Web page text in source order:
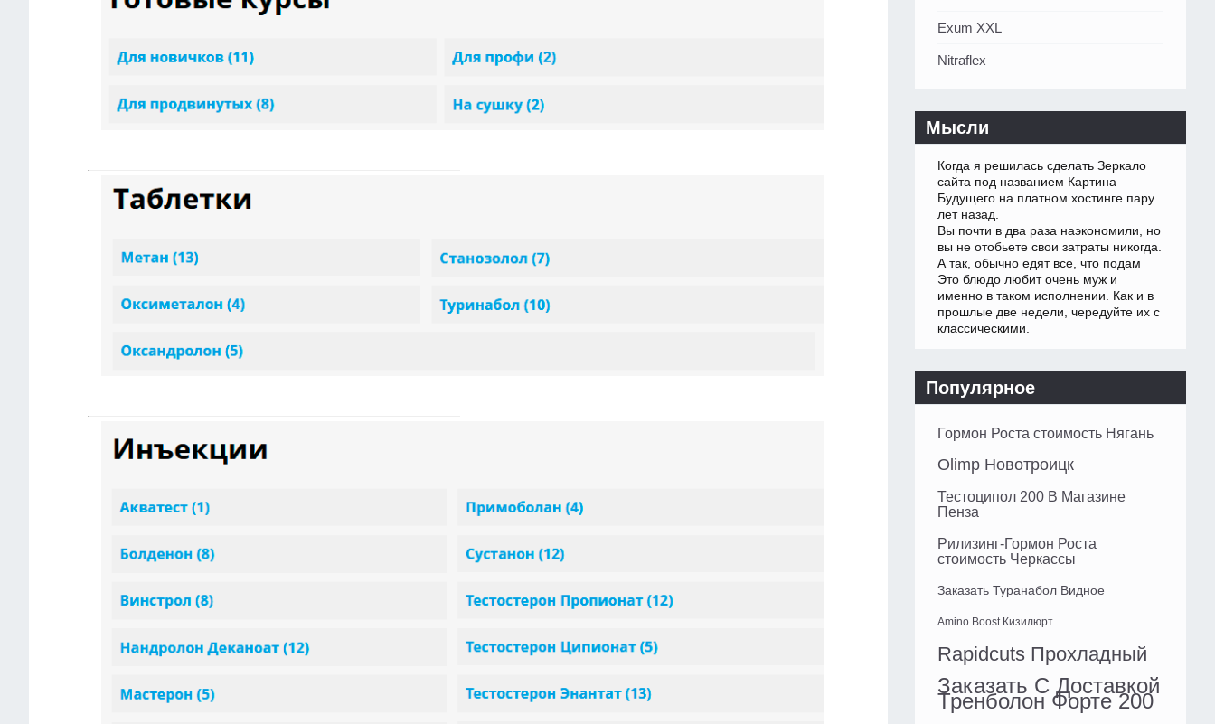
Exum XXL
Nitraflex
Мысли
Когда я решилась сделать Зеркало
сайта под названием Картина
Будущего на платном хостинге пару
лет назад.
Вы почти в два раза наэкономили, но
вы не отобьете свои затраты никогда.
А так, обычно едят все, что подам
Это блюдо любит очень муж и
именно в таком исполнении. Как и в
прошлые две недели, чередуйте их с
классическими.
Популярное
Гормон Роста стоимость Нягань
Olimp Новотроицк
Тестоципол 200 В Магазине
Пенза
Рилизинг-Гормон Роста
стоимость Черкассы
Заказать Туранабол Видное
Amino Boost Кизилюрт
Rapidcuts Прохладный
Заказать С Доставкой
Тренболон Форте 200